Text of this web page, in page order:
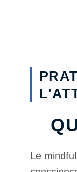
Le